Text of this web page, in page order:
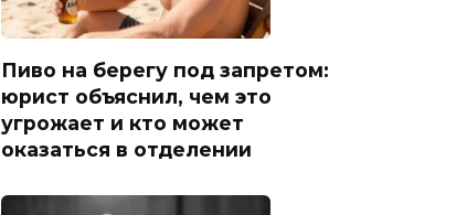
Пиво на берегу под запретом:
юрист объяснил, чем это
угрожает и кто может
оказаться в отделении